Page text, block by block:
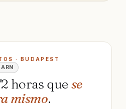
· BUDAPEST
horas que se
mismo.